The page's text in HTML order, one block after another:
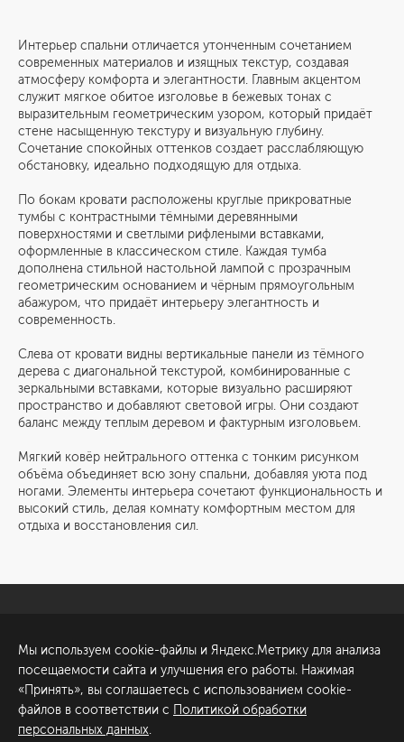
Интерьер спальни отличается утонченным сочетанием
современных материалов и изящных текстур, создавая
атмосферу комфорта и элегантности. Главным акцентом
служит мягкое обитое изголовье в бежевых тонах с
выразительным геометрическим узором, который придаёт
стене насыщенную текстуру и визуальную глубину.
Сочетание спокойных оттенков создает расслабляющую
обстановку, идеально подходящую для отдыха.
По бокам кровати расположены круглые прикроватные
тумбы с контрастными тёмными деревянными
поверхностями и светлыми рифлеными вставками,
оформленные в классическом стиле. Каждая тумба
дополнена стильной настольной лампой с прозрачным
геометрическим основанием и чёрным прямоугольным
абажуром, что придаёт интерьеру элегантность и
современность.
Слева от кровати видны вертикальные панели из тёмного
дерева с диагональной текстурой, комбинированные с
зеркальными вставками, которые визуально расширяют
пространство и добавляют световой игры. Они создают
баланс между теплым деревом и фактурным изголовьем.
Мягкий ковёр нейтрального оттенка с тонким рисунком
объёма объединяет всю зону спальни, добавляя уюта под
ногами. Элементы интерьера сочетают функциональность и
высокий стиль, делая комнату комфортным местом для
отдыха и восстановления сил.
Обсудить проект
ул. Академика Павлова, 6
к1
+7 (812) 200-95-55
Мы используем cookie-файлы и Яндекс.Метрику для анализа
посещаемости сайта и улучшения его работы. Нажимая
«Принять», вы соглашаетесь с использованием cookie-
файлов в соответствии с Политикой обработки
персональных данных.